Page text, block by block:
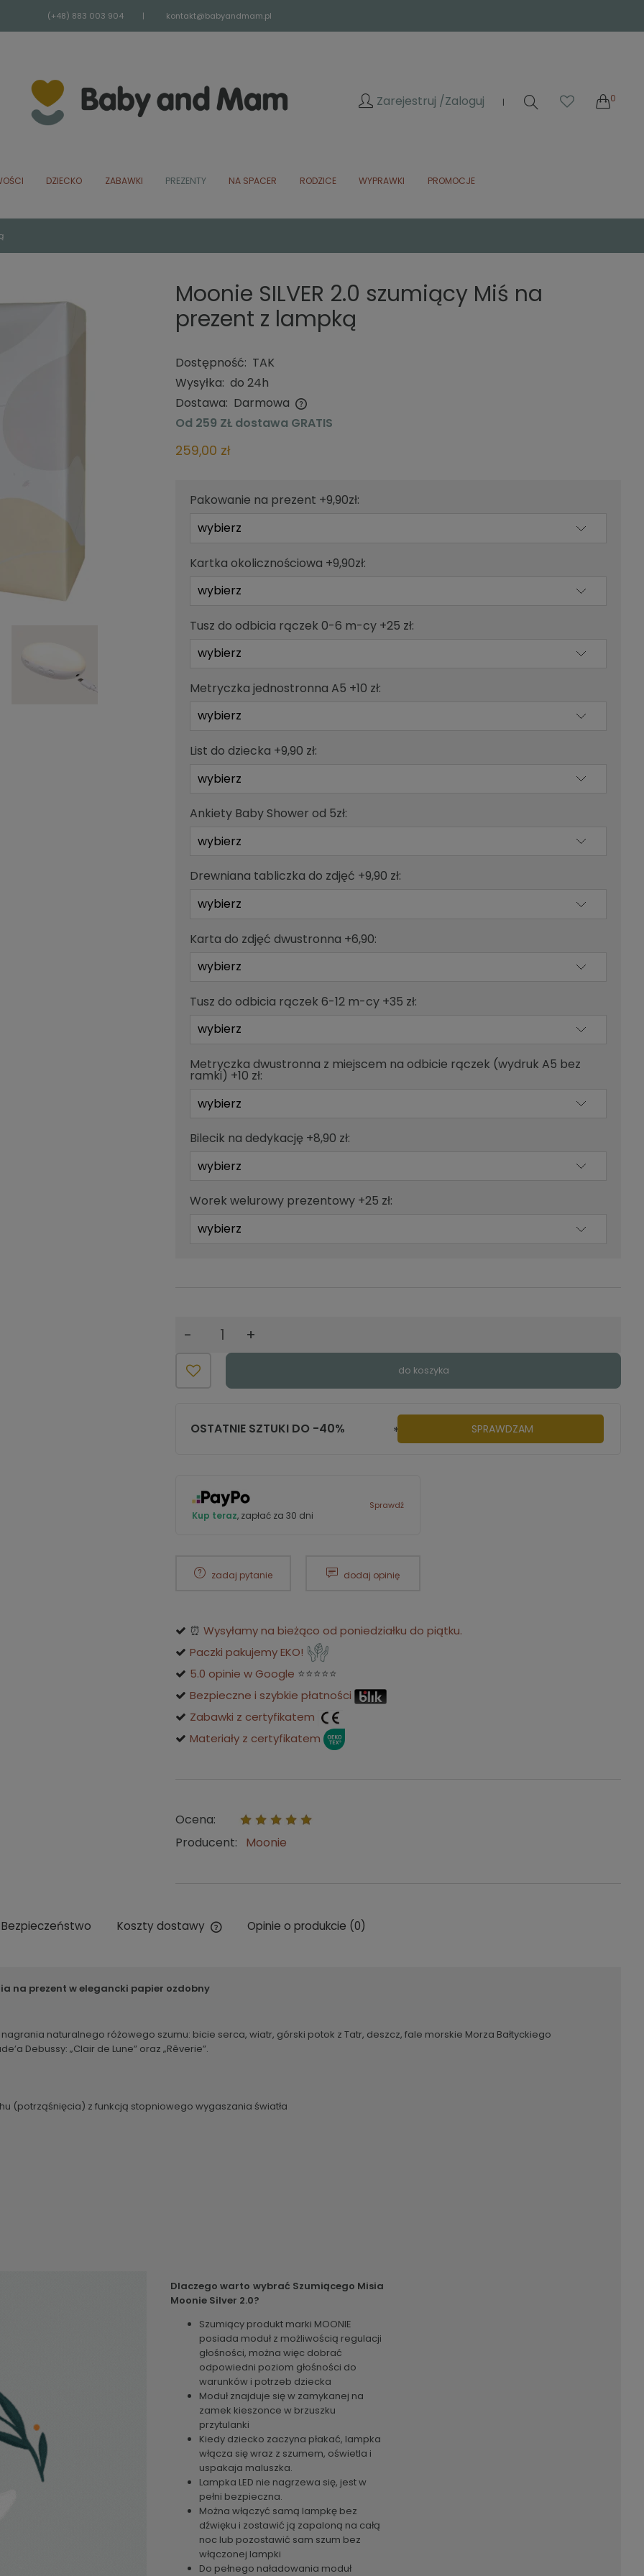
(+48) 883 003 904 | kontakt@babyandmam.pl
Zarejestruj /Zaloguj | 0
DZIECKO ZABAWKI PREZENTY NA SPACER RODZICE WYPRAWKI PROMOCJE
Moonie SILVER 2.0 szumiący Miś na
prezent z lampką
Dostępność: TAK
Wysyłka: do 24h
Dostawa: Darmowa
kosztów płatności
Od 259 ZŁ dostawa GRATIS
259,00 zł
Pakowanie na prezent +9,90zł:
Kartka okolicznościowa +9,90zł:
Tusz do odbicia rączek 0-6 m-cy +25 zł:
Metryczka jednostronna A5 +10 zł:
List do dziecka +9,90 zł:
Ankiety Baby Shower od 5zł:
Drewniana tabliczka do zdjęć +9,90 zł:
Karta do zdjęć dwustronna +6,90:
Tusz do odbicia rączek 6-12 m-cy +35 zł:
Metryczka dwustronna z miejscem na odbicie rączek (wydruk A5 bez
ramki) +10 zł:
Bilecik na dedykację +8,90 zł:
Worek welurowy prezentowy +25 zł:
- +
do koszyka
OSTATNIE SZTUKI DO -40% SPRAWDZAM
********
Kup teraz, zapłać za 30 dni
Sprawdź
zadaj pytanie dodaj opinię
⏰ Wysyłamy na bieżąco od poniedziałku do piątku.
Paczki pakujemy EKO!
5.0 opinie w Google ⭐⭐⭐⭐⭐
Bezpieczne i szybkie płatności
Zabawki z certyfikatem
Materiały z certyfikatem
Ocena:
Producent:
Moonie
Bezpieczeństwo Koszty dostawy Opinie o produkcie (0)
na prezent w elegancki papier ozdobny
naturalnego różowego szumu: bicie serca, wiatr, górski potok z Tatr, deszcz, fale morskie Morza Bałtyckiego
Debussy: „Clair de Lune” oraz „Rêverie”.
(potrząśnięcia) z funkcją stopniowego wygaszania światła
Dlaczego warto wybrać Szumiącego Misia
Moonie Silver 2.0?
Szumiący produkt marki MOONIE
posiada moduł z możliwością regulacji
głośności, można więc dobrać
odpowiedni poziom głośności do
warunków i potrzeb dziecka
Moduł znajduje się w zamykanej na
zamek kieszonce w brzuszku
przytulanki
Kiedy dziecko zaczyna płakać, lampka
włącza się wraz z szumem, oświetla i
uspakaja maluszka.
Lampka LED nie nagrzewa się, jest w
pełni bezpieczna.
Można włączyć samą lampkę bez
dźwięku i zostawić ją zapaloną na całą
noc lub pozostawić sam szum bez
włączonej lampki
Do pełnego naładowania moduł